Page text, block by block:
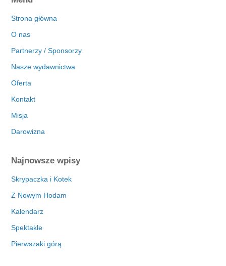
Strona główna
O nas
Partnerzy / Sponsorzy
Nasze wydawnictwa
Oferta
Kontakt
Misja
Darowizna
Najnowsze wpisy
Skrypaczka i Kotek
Z Nowym Hodam
Kalendarz
Spektakle
Pierwszaki górą